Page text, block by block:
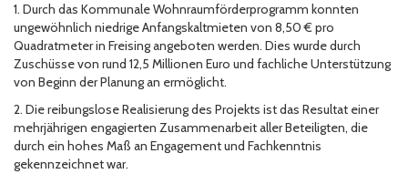
1. Durch das Kommunale Wohnraumförderprogramm konnten
ungewöhnlich niedrige Anfangskaltmieten von 8,50 € pro
Quadratmeter in Freising angeboten werden. Dies wurde durch
Zuschüsse von rund 12,5 Millionen Euro und fachliche Unterstützung
von Beginn der Planung an ermöglicht.
2. Die reibungslose Realisierung des Projekts ist das Resultat einer
mehrjährigen engagierten Zusammenarbeit aller Beteiligten, die
durch ein hohes Maß an Engagement und Fachkenntnis
gekennzeichnet war.